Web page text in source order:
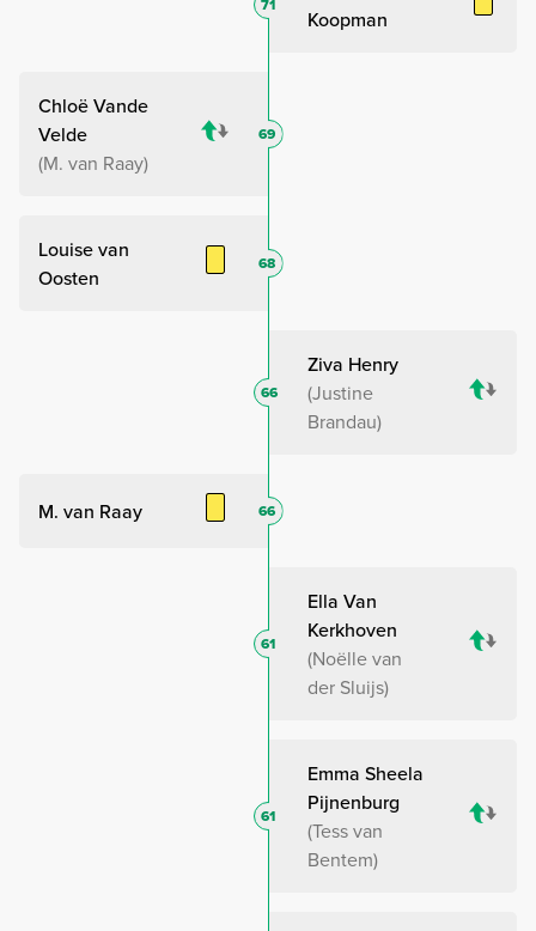
Koopman
71
Chloë Vande
Velde
M. van Raay
69
Louise van
Oosten
68
Ziva Henry
Justine
Brandau
66
M. van Raay 66
Ella Van
Kerkhoven
Noëlle van
der Sluijs
61
Emma Sheela
Pijnenburg
Tess van
Bentem
61